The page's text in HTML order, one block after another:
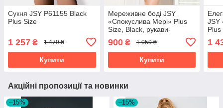
Сукня JSY P61155 Black
Plus Size
1 257 ₴ 1 479 ₴
Купити
Мереживне боді JSY
«Спокуслива Мері» Plus
Size, Black, рукави-
900₴ 1 059 ₴
Купити
JSY
Plus
1
Акційні пропозиції та новинки
–15% –15%